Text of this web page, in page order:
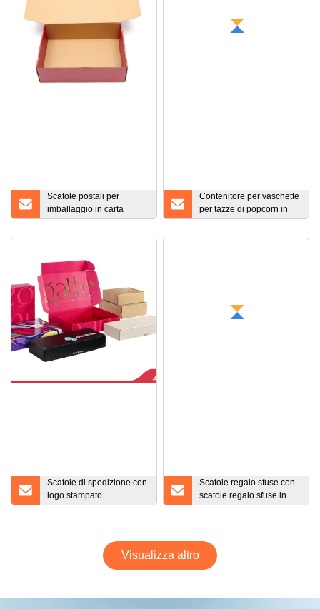
Scatole postali per
imballaggio in carta
ondulata colorata Tuck
Contenitore per vaschette
per tazze di popcorn in
carta stampata
Scatole di spedizione con
logo stampato
personalizzato riciclato
di compleanno della carta
da imballaggio del
Scatole regalo sfuse con
scatole regalo sfuse in
cartone a conchiglia a
all'ingrosso
Visualizza altro